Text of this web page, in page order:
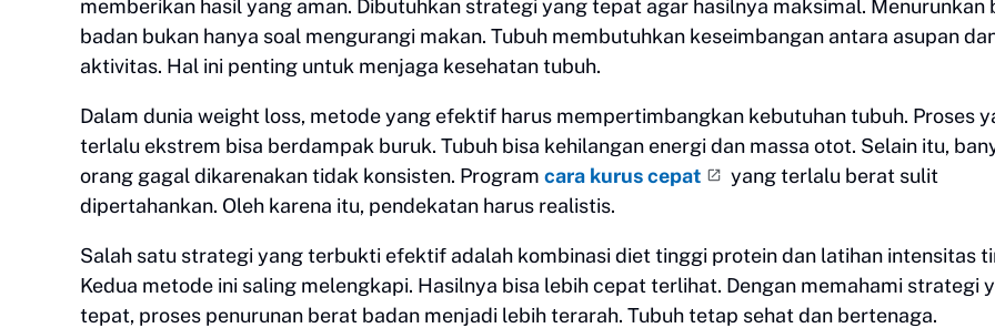
memberikan hasil yang aman. Dibutuhkan strategi yang tepat agar hasilnya maksimal. Menurunkan
badan bukan hanya soal mengurangi makan. Tubuh membutuhkan keseimbangan antara asupan
aktivitas. Hal ini penting untuk menjaga kesehatan tubuh.
Dalam dunia weight loss, metode yang efektif harus mempertimbangkan kebutuhan tubuh. Proses
terlalu ekstrem bisa berdampak buruk. Tubuh bisa kehilangan energi dan massa otot. Selain itu,
orang gagal dikarenakan tidak konsisten. Program cara kurus cepat
yang terlalu berat sulit
dipertahankan. Oleh karena itu, pendekatan harus realistis.
Salah satu strategi yang terbukti efektif adalah kombinasi diet tinggi protein dan latihan intensitas
Kedua metode ini saling melengkapi. Hasilnya bisa lebih cepat terlihat. Dengan memahami strategi
tepat, proses penurunan berat badan menjadi lebih terarah. Tubuh tetap sehat dan bertenaga.